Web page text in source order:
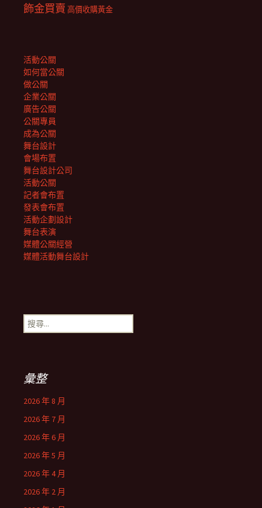
飾金買賣 高價收購黃金
活動公關
如何當公關
做公關
企業公關
廣告公關
公關專員
成為公關
舞台設計
會場布置
舞台設計公司
活動公關
記者會布置
發表會布置
活動企劃設計
舞台表演
媒體公關經營
媒體活動舞台設計
搜
尋
彙整
2026 年 8 月
2026 年 7 月
2026 年 6 月
2026 年 5 月
2026 年 4 月
2026 年 2 月